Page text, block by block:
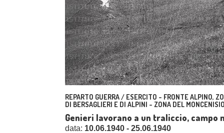
REPARTO GUERRA / ESERCITO - FRONTE ALPINO,
DI BERSAGLIERI E DI ALPINI - ZONA DEL
Genieri lavorano a un traliccio, campo
data: 10.06.1940 - 25.06.1940